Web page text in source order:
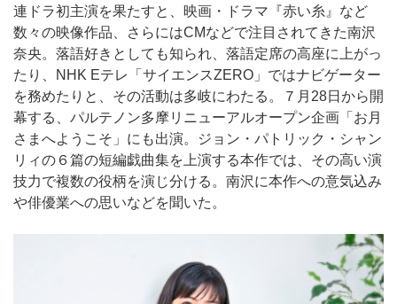
連ドラ初主演を果たすと、映画・ドラマ『赤い糸』など
数々の映像作品、さらにはCMなどで注目されてきた南沢
奈央。落語好きとしても知られ、落語定席の高座に上がっ
たり、NHK Eテレ「サイエンスZERO」ではナビゲーター
を務めたりと、その活動は多岐にわたる。７月28日から開
幕する、パルテノン多摩リニューアルオープン企画「お月
さまへようこそ」にも出演。ジョン・パトリック・シャン
リィの６篇の短編戯曲集を上演する本作では、その高い演
技力で複数の役柄を演じ分ける。南沢に本作への意気込み
や俳優業への思いなどを聞いた。